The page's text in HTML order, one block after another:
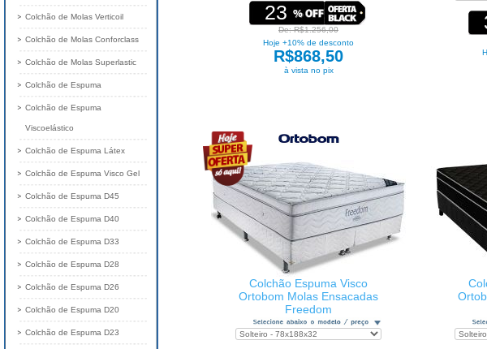
23
De: R$1.256,00
Hoje +10% de desconto
R$868,50
à vista no pix
Colchão Espuma Visco
Ortobom Molas Ensacadas
Freedom
Colchão de Molas Verticoil
Colchão de Molas Conforclass
Colchão de Molas Superlastic
Colchão de Espuma
Colchão de Espuma
Viscoelástico
Colchão de Espuma Látex
Colchão de Espuma Visco Gel
Colchão de Espuma D45
Colchão de Espuma D40
Colchão de Espuma D33
Colchão de Espuma D28
Colchão de Espuma D26
Colchão de Espuma D20
Colchão de Espuma D23